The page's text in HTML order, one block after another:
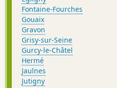
Fontaine-Fourches
Gouaix
Gravon
Grisy-sur-Seine
Gurcy-le-Châtel
Hermé
Jaulnes
Jutigny